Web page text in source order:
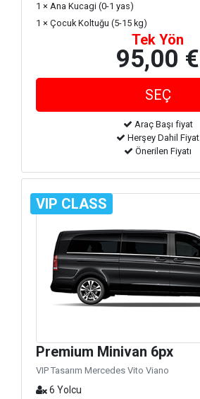
1 × Ana Kucagi (0-1 yas)
1 × Çocuk Koltuğu (5-15 kg)
Tek Yön
95,00 €
Araç Başı fiyat
Herşey Dahil Fiyat
Önerilen Fiyatı
VIP CLASS
Premium Minivan 6px
VIP Tasarım Mercedes Vito Viano
6 Yolcu